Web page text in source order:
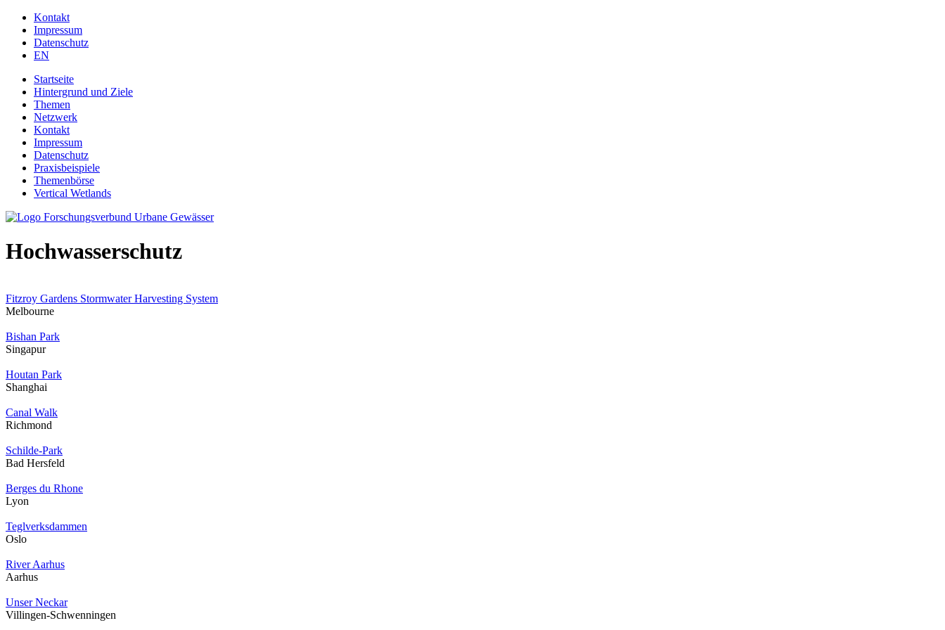
Jump to navigation
Kontakt
Impressum
Datenschutz
EN
Startseite
Hintergrund und Ziele
Themen
Netzwerk
Kontakt
Impressum
Datenschutz
Praxisbeispiele
Themenbörse
Vertical Wetlands
Hochwasserschutz
Fitzroy Gardens Stormwater Harvesting System
Melbourne
Bishan Park
Singapur
Houtan Park
Shanghai
Canal Walk
Richmond
Schilde-Park
Bad Hersfeld
Berges du Rhone
Lyon
Teglverksdammen
Oslo
River Aarhus
Aarhus
Unser Neckar
Villingen-Schwenningen